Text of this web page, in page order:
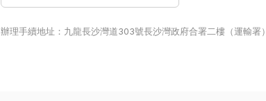
辦理手續地址：九龍長沙灣道303號長沙灣政府合署二樓（運輸署）